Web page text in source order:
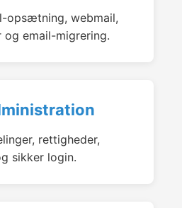
opsætning, webmail,
og email-migrering.
rettigheder,
sikker login.